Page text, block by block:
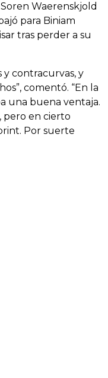
Waerenskjold
para Biniam
tras perder a su
y contracurvas, y
comentó. “En la
una buena ventaja.
pero en cierto
Por suerte